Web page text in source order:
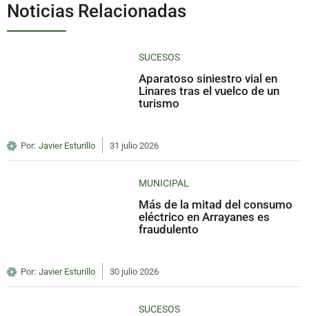
Noticias Relacionadas
SUCESOS
Aparatoso siniestro vial en
Linares tras el vuelco de un
turismo
Por: Javier Esturillo 31 julio 2026
MUNICIPAL
Más de la mitad del consumo
eléctrico en Arrayanes es
fraudulento
Por: Javier Esturillo 30 julio 2026
SUCESOS